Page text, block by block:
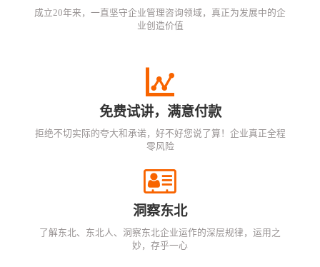
成立20年来，一直坚守企业管理咨询领域，真正为发展中的企
业创造价值
免费试讲，满意付款
拒绝不切实际的夸大和承诺，好不好您说了算！企业真正全程
零风险
洞察东北
了解东北、东北人、洞察东北企业运作的深层规律，运用之
妙，存乎一心